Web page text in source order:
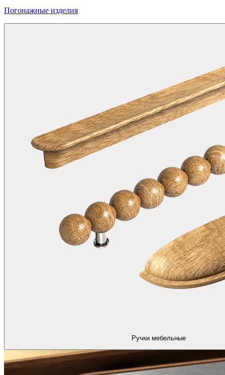
Погонажные изделия
Ручки мебельные